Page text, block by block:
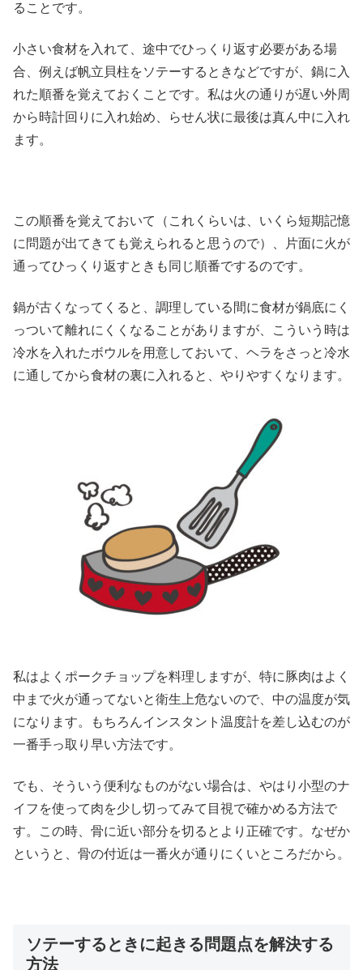
ることです。
小さい食材を入れて、途中でひっくり返す必要がある場
合、例えば帆立貝柱をソテーするときなどですが、鍋に入
れた順番を覚えておくことです。私は火の通りが遅い外周
から時計回りに入れ始め、らせん状に最後は真ん中に入れ
ます。
この順番を覚えておいて（これくらいは、いくら短期記憶
に問題が出てきても覚えられると思うので）、片面に火が
通ってひっくり返すときも同じ順番でするのです。
鍋が古くなってくると、調理している間に食材が鍋底にく
っついて離れにくくなることがありますが、こういう時は
冷水を入れたボウルを用意しておいて、ヘラをさっと冷水
に通してから食材の裏に入れると、やりやすくなります。
私はよくポークチョップを料理しますが、特に豚肉はよく
中まで火が通ってないと衛生上危ないので、中の温度が気
になります。もちろんインスタント温度計を差し込むのが
一番手っ取り早い方法です。
でも、そういう便利なものがない場合は、やはり小型のナ
イフを使って肉を少し切ってみて目視で確かめる方法で
す。この時、骨に近い部分を切るとより正確です。なぜか
というと、骨の付近は一番火が通りにくいところだから。
ソテーするときに起きる問題点を解決する
方法